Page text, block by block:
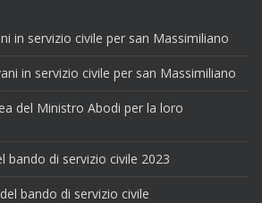
in servizio civile per san Massimiliano
in servizio civile per san Massimiliano
del Ministro Abodi per la loro
bando di servizio civile 2023
bando di servizio civile